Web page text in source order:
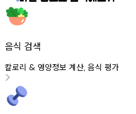
음식 검색
칼로리 & 영양정보 계산, 음식 평가